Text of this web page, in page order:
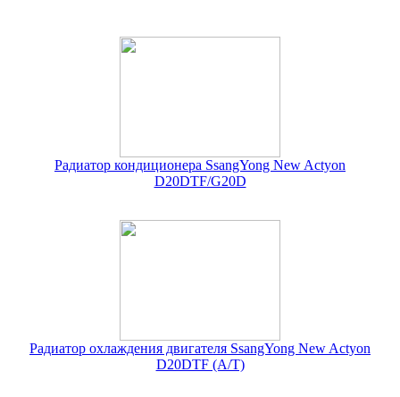
Радиатор кондиционера SsangYong New Actyon
D20DTF/G20D
Радиатор охлаждения двигателя SsangYong New Actyon
D20DTF (А/Т)